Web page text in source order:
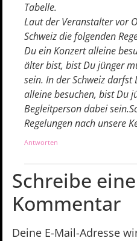
Tabelle.
Laut der Veranstalter vor
Schweiz die folgenden
Du ein Konzert alleine
älter bist, bist Du jünger
sein. In der Schweiz
alleine besuchen, bist Du
Begleitperson dabei
Regelungen nach unsere
Antworten
Schreibe
Kommentar
Deine E-Mail-Adresse